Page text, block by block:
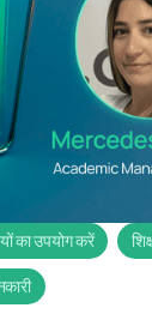
का उपयोग करें